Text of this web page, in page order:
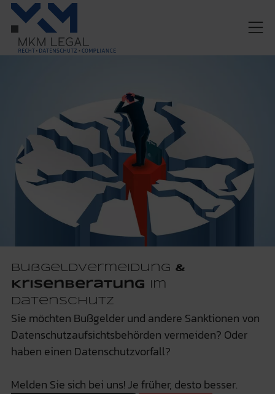
Bußgeldvermeidung &
Krisenberatung
im
Datenschutz
Sie möchten Bußgelder und andere Sanktionen von
Datenschutzaufsichtsbehörden vermeiden? Oder
haben einen Datenschutzvorfall?
Melden Sie sich bei uns! Je früher, desto besser.